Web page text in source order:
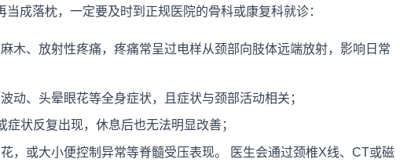
成落枕，一定要及时到正规医院的骨科或康复科就诊：
木、放射性疼痛，疼痛常呈过电样从颈部向肢体远端放射，影响日常
动、头晕眼花等全身症状，且症状与颈部活动相关；
状反复出现，休息后也无法明显改善；
，或大小便控制异常等脊髓受压表现。 医生会通过颈椎X线、CT或磁